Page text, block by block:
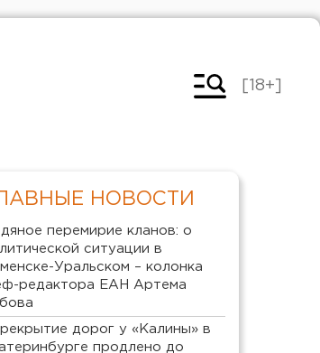
[18+]
НОВОСТИ
перемирие кланов: о
ситуации в
Уральском – колонка
редактора ЕАН Артема
дорог у «Калины» в
продлено до